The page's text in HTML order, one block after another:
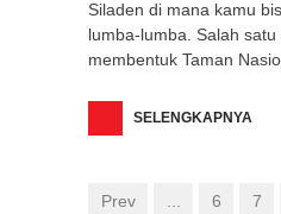
Siladen di mana kamu
lumba-lumba. Salah satu
membentuk Taman
SELENGKAPNYA
Prev 6 7